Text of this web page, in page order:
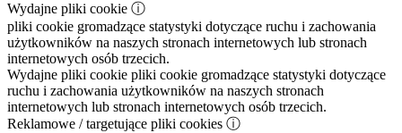
Wydajne pliki cookie ⓘ
pliki cookie gromadzące statystyki dotyczące ruchu i zachowania
użytkowników na naszych stronach internetowych lub stronach
internetowych osób trzecich.
Wydajne pliki cookie pliki cookie gromadzące statystyki dotyczące
ruchu i zachowania użytkowników na naszych stronach
internetowych lub stronach internetowych osób trzecich.
Reklamowe / targetujące pliki cookies ⓘ